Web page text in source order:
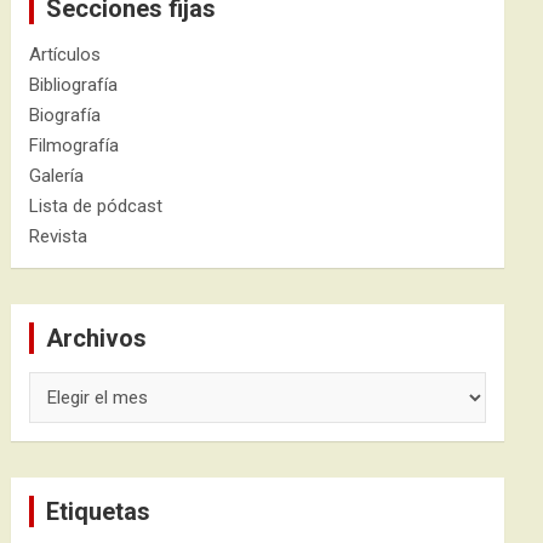
Secciones fijas
Artículos
Bibliografía
Biografía
Filmografía
Galería
Lista de pódcast
Revista
Archivos
Etiquetas